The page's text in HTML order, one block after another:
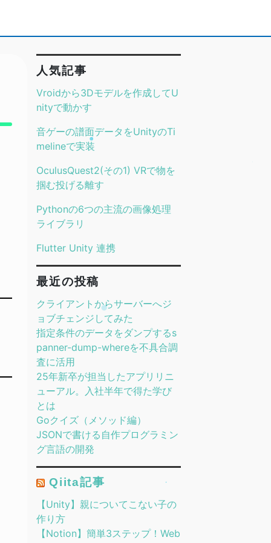
人気記事
Vroidから3Dモデルを作成してU
nityで動かす
音ゲーの譜面データをUnityのTi
melineで実装
OculusQuest2(その1) VRで物を
掴む投げる離す
Pythonの6つの主流の画像処理
ライブラリ
Flutter Unity 連携
最近の投稿
クライアントからサーバーへジ
ョブチェンジしてみた
指定条件のデータをダンプするs
panner-dump-whereを不具合調
査に活用
25年新卒が担当したアプリリニ
ューアル。入社半年で得た学び
とは
Goクイズ（メソッド編）
JSONで書ける自作プログラミン
グ言語の開発
Qiita記事
【Unity】親についてこない子の
作り方
【Notion】簡単3ステップ！Web